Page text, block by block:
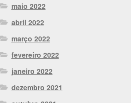
maio 2022
abril 2022
março 2022
fevereiro 2022
janeiro 2022
dezembro 2021